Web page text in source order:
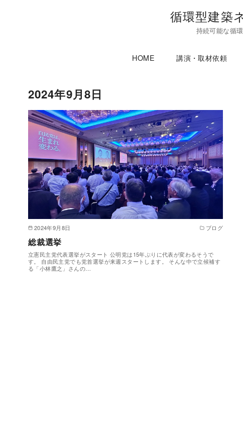
循環型建築
持続可能な循
HOME 講演・取材依頼
2024年9月8日
2024年9月8日 ブログ
総裁選挙
立憲民主党代表選挙がスタート 公明党は15年ぶりに代表が変わるそうで
す。 自由民主党でも党首選挙が来週スタートします。 そんな中で立候補す
る「小林鷹之」さんの…